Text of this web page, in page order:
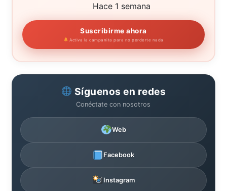
Hace 1 semana
Suscribirme ahora
Activa la campanita para no perderte nada
Síguenos en redes
Conéctate con nosotros
Web
Facebook
Instagram